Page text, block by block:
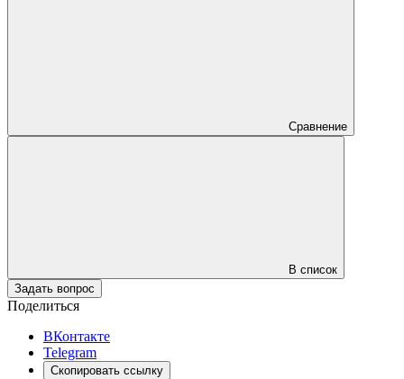
Сравнение
В список
Задать вопрос
Поделиться
ВКонтакте
Telegram
Скопировать ссылку